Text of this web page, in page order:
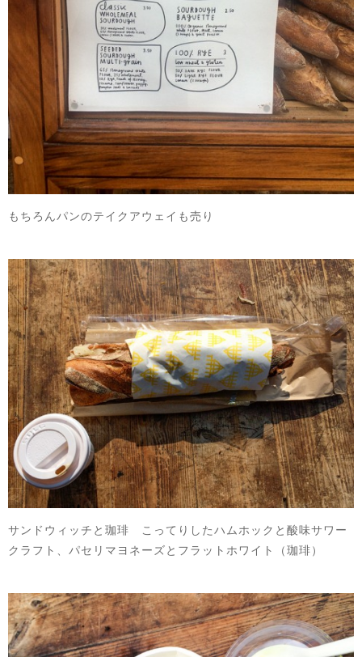
もちろんパンのテイクアウェイも売り
サンドウィッチと珈琲 こってりしたハムホックと酸味サワー
クラフト、パセリマヨネーズとフラットホワイト（珈琲）